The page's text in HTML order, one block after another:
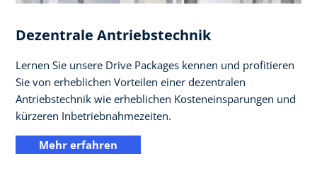
Dezentrale Antriebstechnik
Lernen Sie unsere Drive Packages kennen und profitieren
Sie von erheblichen Vorteilen einer dezentralen
Antriebstechnik wie erheblichen Kosteneinsparungen und
kürzeren Inbetriebnahmezeiten.
Mehr erfahren